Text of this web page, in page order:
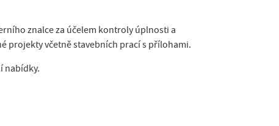
znalce za účelem kontroly úplnosti a
projekty včetně stavebních prací s přílohami.
nabídky.